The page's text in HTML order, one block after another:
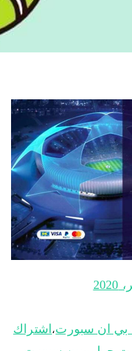
بي ان سبورت، اشتراك